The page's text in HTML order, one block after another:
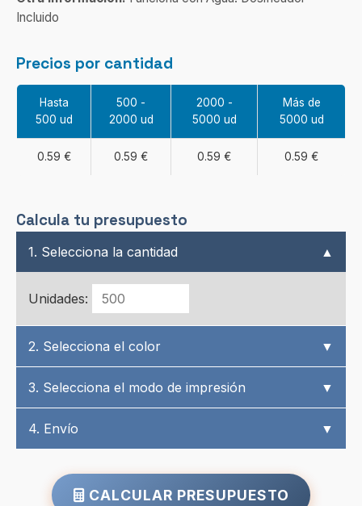
Incluido
Precios por cantidad
Hasta
500 ud
500 -
2000 ud
2000 -
5000 ud
Más de
5000 ud
0.59 € 0.59 € 0.59 € 0.59 €
Calcula tu presupuesto
1. Selecciona la cantidad ▲
Unidades:
2. Selecciona el color ▼
3. Selecciona el modo de impresión ▼
4. Envío ▼
CALCULAR PRESUPUESTO